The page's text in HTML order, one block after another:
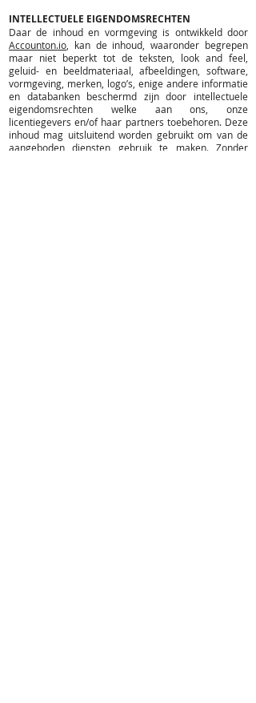
INTELLECTUELE EIGENDOMSRECHTEN
Daar de inhoud en vormgeving is ontwikkeld door
Accounton.io , kan de inhoud, waaronder begrepen
maar niet beperkt tot de teksten, look and feel,
geluid- en beeldmateriaal, afbeeldingen, software,
vormgeving, merken, logo’s, enige andere informatie
en databanken beschermd zijn door intellectuele
eigendomsrechten welke aan ons, onze
licentiegevers en/of haar partners toebehoren. Deze
inhoud mag uitsluitend worden gebruikt om van de
aangeboden diensten gebruik te maken. Zonder